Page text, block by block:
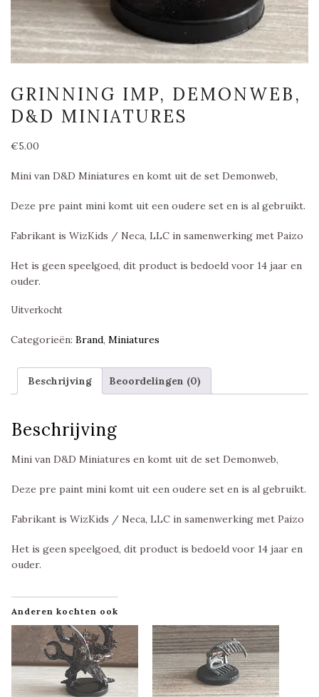
GRINNING IMP, DEMONWEB,
D&D MINIATURES
€5.00
Mini van D&D Miniatures en komt uit de set Demonweb,
Deze pre paint mini komt uit een oudere set en is al gebruikt.
Fabrikant is WizKids / Neca, LLC in samenwerking met Paizo
Het is geen speelgoed, dit product is bedoeld voor 14 jaar en
ouder.
Uitverkocht
Categorieën: Brand, Miniatures
Beschrijving Beoordelingen (0)
Beschrijving
Mini van D&D Miniatures en komt uit de set Demonweb,
Deze pre paint mini komt uit een oudere set en is al gebruikt.
Fabrikant is WizKids / Neca, LLC in samenwerking met Paizo
Het is geen speelgoed, dit product is bedoeld voor 14 jaar en
ouder.
Anderen kochten ook